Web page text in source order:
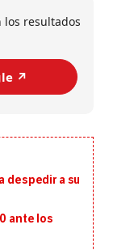
los resultados
↗️
despedir a su
ante los